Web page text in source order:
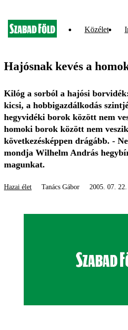
Közélet
Hajósnak kevés a
Kilóg a sorból a hajósi
kicsi, a hobbigazdálkodás
hegyvidéki borok között nem
homoki borok között nem
következésképpen drágább. -
mondja Wilhelm András
magunkat.
Hazai élet Tanács Gábor 2005. 07. 22.